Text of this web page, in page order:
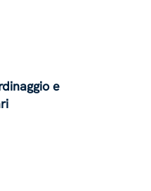
e